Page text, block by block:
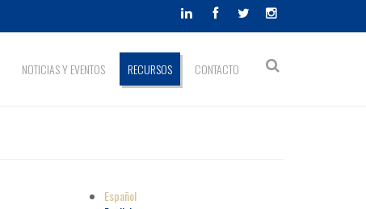
Formulario
Buscar
NOTICIAS Y EVENTOS RECURSOS CONTACTO
Español